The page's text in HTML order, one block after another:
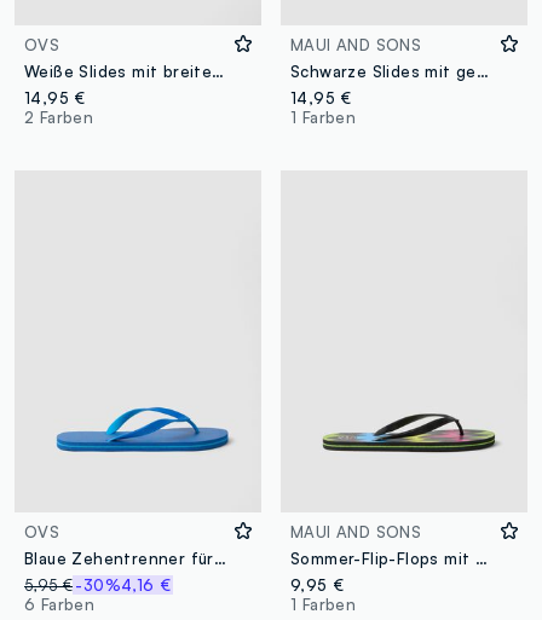
OVS
Weiße Slides mit breitem Riemen
14,95 €
2 Farben
MAUI AND SONS
Schwarze Slides mit geprägter Struktur
14,95 €
1 Farben
OVS
Blaue Zehentrenner für den Strand
5,95 €-30%4,16 €
6 Farben
MAUI AND SONS
Sommer-Flip-Flops mit mehrfarbigem Muster
9,95 €
1 Farben